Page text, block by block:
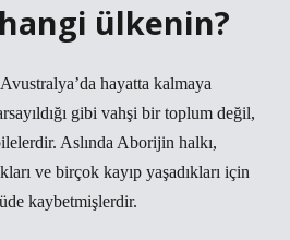
ülkenin?
hayatta kalmaya
gibi vahşi bir toplum değil,
Aslında Aborijin halkı,
ve birçok kayıp yaşadıkları için
kaybetmişlerdir.